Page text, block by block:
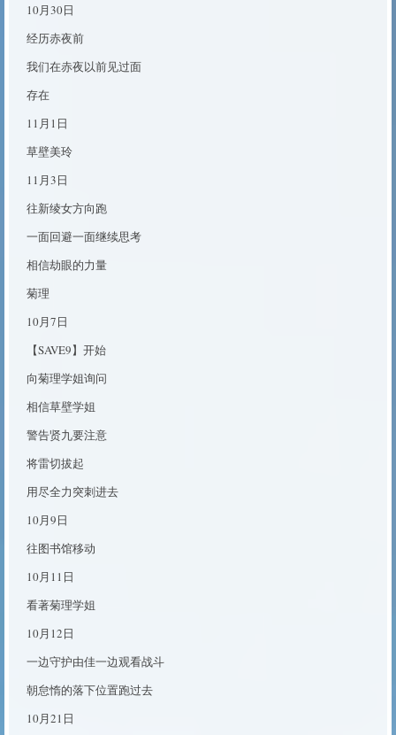
10月30日
经历赤夜前
我们在赤夜以前见过面
存在
11月1日
草壁美玲
11月3日
往新绫女方向跑
一面回避一面继续思考
相信劫眼的力量
菊理
10月7日
【SAVE9】开始
向菊理学姐询问
相信草壁学姐
警告贤九要注意
将雷切拔起
用尽全力突刺进去
10月9日
往图书馆移动
10月11日
看著菊理学姐
10月12日
一边守护由佳一边观看战斗
朝怠惰的落下位置跑过去
10月21日